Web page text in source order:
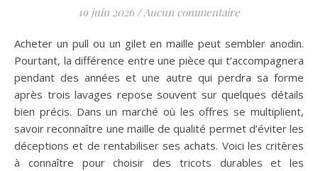
19 juin 2026 / Aucun commentaire
Acheter un pull ou un gilet en maille peut sembler anodin.
Pourtant, la différence entre une pièce qui t’accompagnera
pendant des années et une autre qui perdra sa forme
après trois lavages repose souvent sur quelques détails
bien précis. Dans un marché où les offres se multiplient,
savoir reconnaître une maille de qualité permet d’éviter les
déceptions et de rentabiliser ses achats. Voici les critères
à connaître pour choisir des tricots durables et les